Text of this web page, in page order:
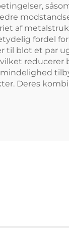
af
fordel
til blot et par
reducerer
Deres